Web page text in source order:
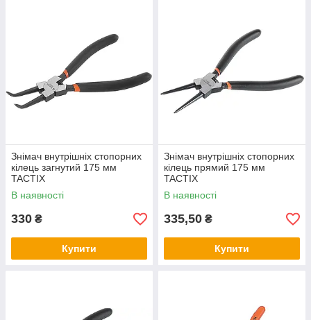
Знімач внутрішніх стопорних
кілець загнутий 175 мм
TACTIX
В наявності
330 ₴
Купити
Знімач внутрішніх стопорних
кілець прямий 175 мм
TACTIX
В наявності
335,50 ₴
Купити